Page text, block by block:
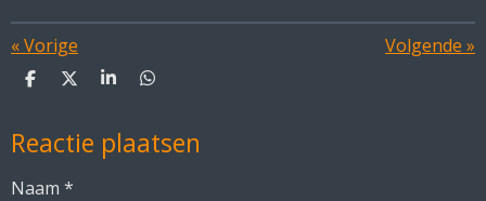
«Vorige Volgende »
D
e
n
D
l
S
r
e
D
e
n
Reactie plaatsen
Naam *